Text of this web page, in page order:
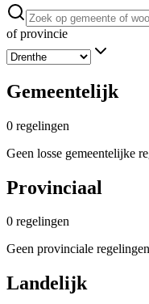
of provincie
Gemeentelijk
0 regelingen
Geen losse gemeentelijke
Provinciaal
0 regelingen
Geen provinciale
Landelijk